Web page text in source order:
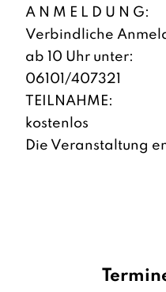
A N M E L D U N G:
Verbindliche
ab 10 Uhr unter:
06101/407321
TEILNAHME:
kostenlos
Die Veranstaltung